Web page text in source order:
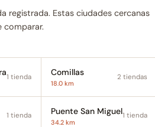
registrada. Estas ciudades cercanas
comparar.
1 tienda Comillas
18.0 km
2 tiendas
1 tienda Puente San Miguel
34.2 km
1 tienda